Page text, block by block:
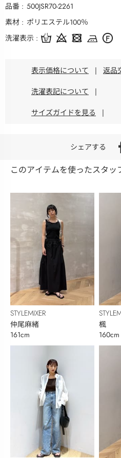
品番
500JSR70-2261
素材
ポリエステル100％
洗濯表示
表示価格について | 返品
洗濯表記について |
サイズガイドを見る |
シェアする
このアイテムを使ったスタッ
STYLEMIXER
仲尾麻緒
161cm
楓
160cm